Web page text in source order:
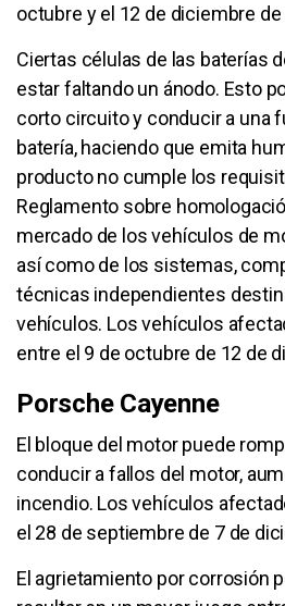
octubre y el 12 de diciembre de
Ciertas células de las baterías
estar faltando un ánodo. Esto
corto circuito y conducir a una
batería, haciendo que emita
producto no cumple los
Reglamento sobre
mercado de los vehículos de
así como de los sistemas,
técnicas independientes
vehículos. Los vehículos
entre el 9 de octubre de 12 de
Porsche Cayenne
El bloque del motor puede
conducir a fallos del motor,
incendio. Los vehículos
el 28 de septiembre de 7 de
El agrietamiento por corrosión